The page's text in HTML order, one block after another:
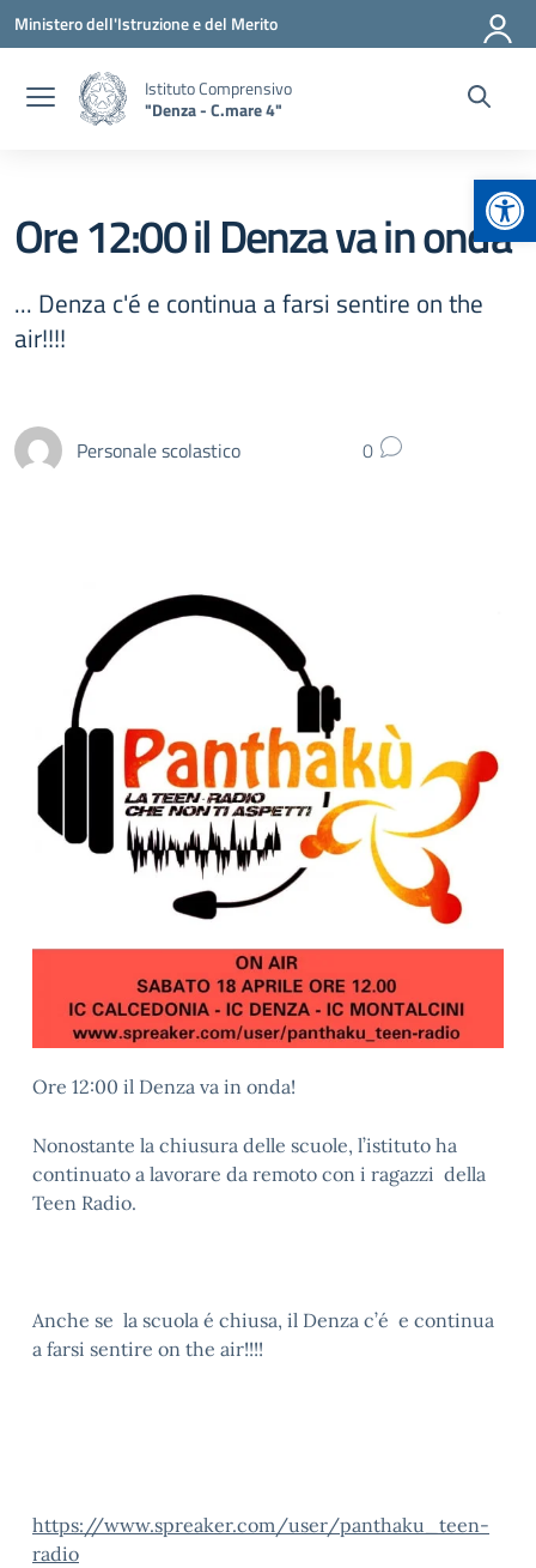
Vai ai contenuti
Vai al menu di navigazione
Vai al footer
Ministero dell'Istruzione e del Merito
Istituto Comprensivo
"Denza - C.mare 4"
Ore 12:00 il Denza va in onda
... Denza c'é e continua a farsi sentire on the
air!!!!
Personale scolastico 0
Ore 12:00 il Denza va in onda!
Nonostante la chiusura delle scuole, l’istituto ha
continuato a lavorare da remoto con i ragazzi della
Teen Radio.
Anche se la scuola é chiusa, il Denza c’é e continua
a farsi sentire on the air!!!!
https://www.spreaker.com/user/panthaku_teen-
radio